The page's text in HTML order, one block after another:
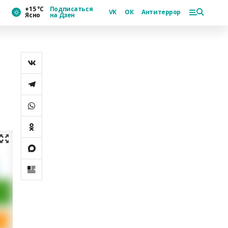
+15 °С
Ясно
Подписаться
на Дзен VK ОК Антитеррор